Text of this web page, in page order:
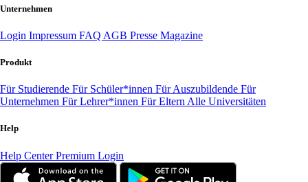
Unternehmen
Login Impressum FAQ AGB Presse Magazine
Produkt
Für Studierende Für Schüler*innen Für Auszubildende Für
Unternehmen Für Lehrer*innen Für Eltern Alle Universitäten
Help
Help CenterPremium Login